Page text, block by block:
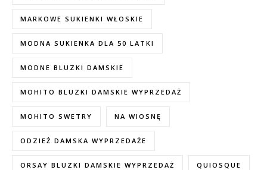
MARKOWE SUKIENKI WŁOSKIE
MODNA SUKIENKA DLA 50 LATKI
MODNE BLUZKI DAMSKIE
MOHITO BLUZKI DAMSKIE WYPRZEDAŻ
MOHITO SWETRY NA WIOSNĘ
ODZIEŻ DAMSKA WYPRZEDAŻE
ORSAY BLUZKI DAMSKIE WYPRZEDAŻ QUIOSQUE